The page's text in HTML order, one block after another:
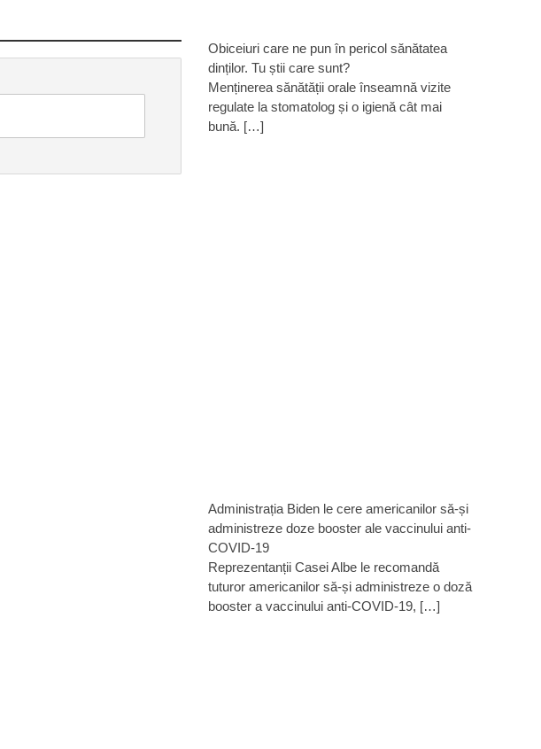
Obiceiuri care ne pun în pericol sănătatea
dinților. Tu știi care sunt?
Menținerea sănătății orale înseamnă vizite
regulate la stomatolog și o igienă cât mai
bună. […]
Administrația Biden le cere americanilor să-și
administreze doze booster ale vaccinului anti-
COVID-19
Reprezentanții Casei Albe le recomandă
tuturor americanilor să-și administreze o doză
booster a vaccinului anti-COVID-19, […]